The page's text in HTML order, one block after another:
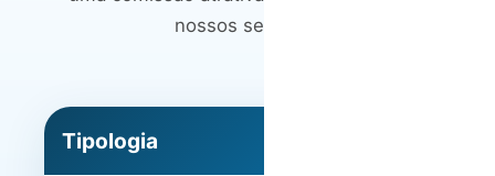
nossos serviços.
Tipologia